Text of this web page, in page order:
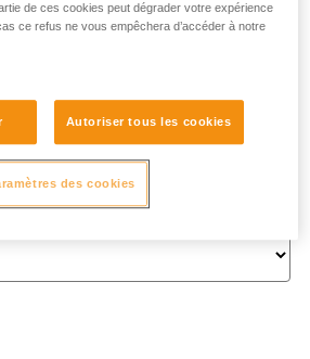
de ces cookies peut dégrader votre expérience
ce refus ne vous empêchera d’accéder à notre
Autoriser tous les cookies
des cookies